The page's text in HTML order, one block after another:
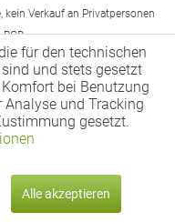
Verkauf an Privatpersonen
für den technischen
und stets gesetzt
bei Benutzung
Analyse und Tracking
gesetzt.
Alle akzeptieren